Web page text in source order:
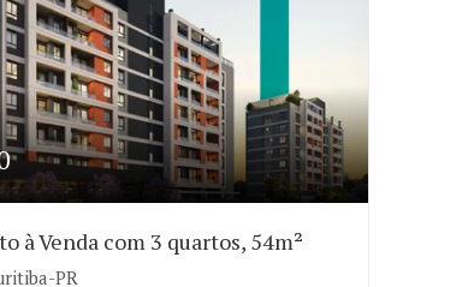
à Venda com 3 quartos, 54m²
PR